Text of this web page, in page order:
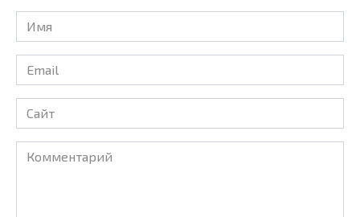
Имя
*
Email
*
Сайт
Комментарий